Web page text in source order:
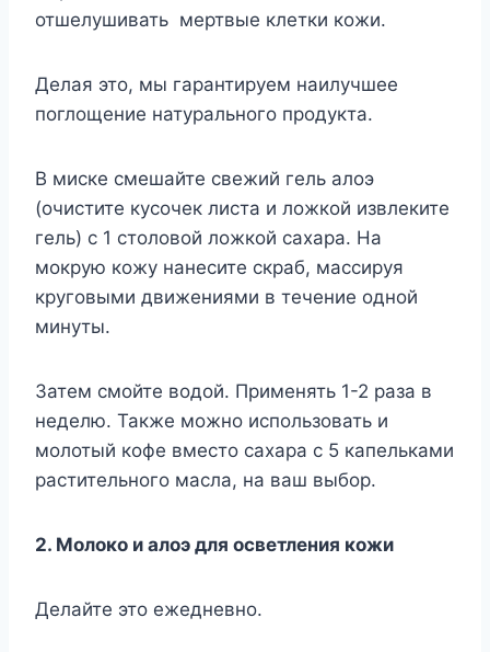
отшелушивать мертвые клетки кожи.
Делая это, мы гарантируем наилучшее
поглощение натурального продукта.
В миске смешайте свежий гель алоэ
(очистите кусочек листа и ложкой извлеките
гель) с 1 столовой ложкой сахара. На
мокрую кожу нанесите скраб, массируя
круговыми движениями в течение одной
минуты.
Затем смойте водой. Применять 1-2 раза в
неделю. Также можно использовать и
молотый кофе вместо сахара с 5 капельками
растительного масла, на ваш выбор.
2. Молоко и алоэ для осветления кожи
Делайте это ежедневно.